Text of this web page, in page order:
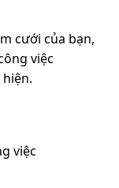
cưới của bạn,
việc
việc